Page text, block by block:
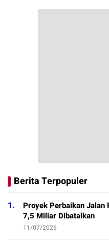
Berita Terpopuler
1.
Proyek Perbaikan Jalan
7,5 Miliar Dibatalkan
11/07/2026